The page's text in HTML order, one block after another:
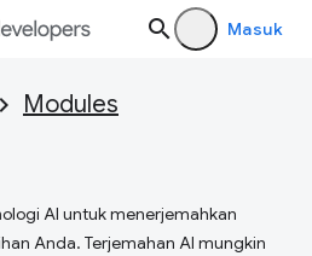
Masuk
Modules
AI untuk menerjemahkan
Anda. Terjemahan AI mungkin